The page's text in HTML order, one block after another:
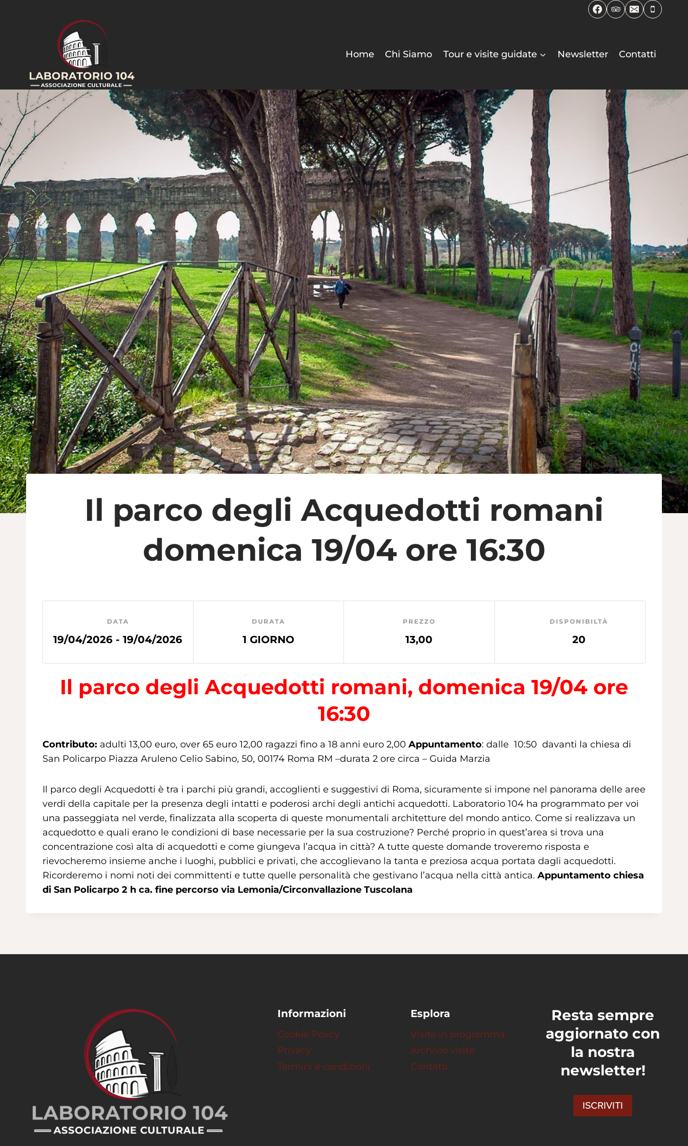
Home
Chi Siamo Tour e visite guidate Newsletter Contatti
Il parco degli Acquedotti romani
domenica 19/04 ore 16:30
DATA
19/04/2026 - 19/04/2026
DURATA
1 GIORNO
PREZZO
13,00
DISPONIBILTÀ
20
Il parco degli Acquedotti romani, domenica 19/04 ore
16:30
Contributo: adulti 13,00 euro, over 65 euro 12,00 ragazzi fino a 18 anni euro 2,00 Appuntamento: dalle 10:50 davanti la chiesa di
San Policarpo Piazza Aruleno Celio Sabino, 50, 00174 Roma RM –durata 2 ore circa – Guida Marzia
Il parco degli Acquedotti è tra i parchi più grandi, accoglienti e suggestivi di Roma, sicuramente si impone nel panorama delle aree
verdi della capitale per la presenza degli intatti e poderosi archi degli antichi acquedotti. Laboratorio 104 ha programmato per voi
una passeggiata nel verde, finalizzata alla scoperta di queste monumentali architetture del mondo antico. Come si realizzava un
acquedotto e quali erano le condizioni di base necessarie per la sua costruzione? Perché proprio in quest’area si trova una
concentrazione così alta di acquedotti e come giungeva l’acqua in città? A tutte queste domande troveremo risposta e
rievocheremo insieme anche i luoghi, pubblici e privati, che accoglievano la tanta e preziosa acqua portata dagli acquedotti.
Ricorderemo i nomi noti dei committenti e tutte quelle personalità che gestivano l’acqua nella città antica. Appuntamento chiesa
di San Policarpo 2 h ca. fine percorso via Lemonia/Circonvallazione Tuscolana
Informazioni
Cookie Policy
Privacy
Termini e condizioni
Esplora
Visite in programma
Archivio visite
Contatti
Resta sempre
aggiornato con
la nostra
newsletter!
ISCRIVITI